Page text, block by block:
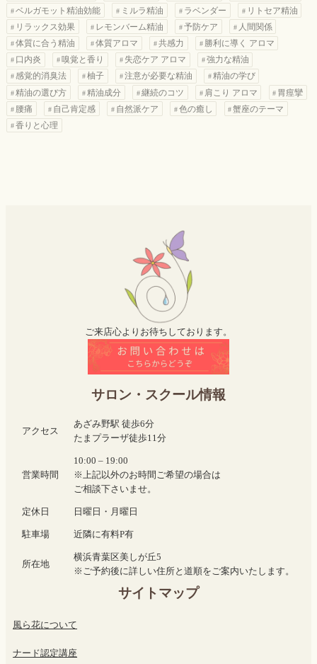
ベルガモット精油効能
ミルラ精油 ラベンダー
リトセア精油
リラックス効果
レモンバーム精油 予防ケア
人間関係
体質に合う精油
体質アロマ 共感力
勝利に導く アロマ
口内炎
嗅覚と香り 失恋ケア アロマ
強力な精油
感覚的消臭法
柚子 注意が必要な精油
精油の学び
精油の選び方
精油成分 継続のコツ 肩こり アロマ
胃痙攣
腰痛
自己肯定感 自然派ケア 色の癒し
蟹座のテーマ
香りと心理
ご来店心よりお待ちしております。
サロン・スクール情報
アクセス
あざみ野駅 徒歩6分
たまプラーザ徒歩11分
営業時間
10:00 – 19:00
※上記以外のお時間ご希望の場合は
ご相談下さいませ。
定休日 日曜日・月曜日
駐車場 近隣に有料P有
所在地
横浜青葉区美しが丘5
※ご予約後に詳しい住所と道順をご案内いたします。
サイトマップ
風ら花について
ナード認定講座